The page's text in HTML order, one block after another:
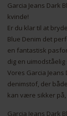
Garcia Jeans Dark
kvinde!
Er du klar til at
Blue Denim det
en fantastisk
dig en uimodståelig
Vores Garcia
denimstof, der
kan være sikker på,
Garcia Jeans Dark